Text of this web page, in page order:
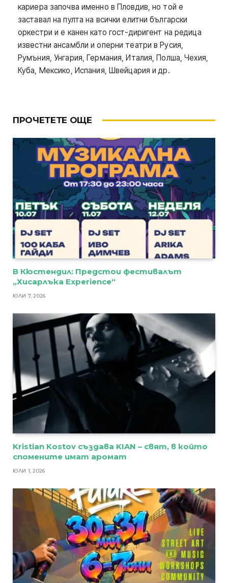
кариера започва именно в Пловдив, но той е
заставал на пулта на всички елитни български
оркестри и е канен като гост-диригент на редица
известни ансамбли и оперни театри в Русия,
Румъния, Унгария, Германия, Италия, Полша, Чехия,
Куба, Мексико, Испания, Швейцария и др.
ПРОЧЕТЕТЕ ОЩЕ
В Кюстендил: Предстои фестивалът
„Хисарлъка Experience“
ЮЛИ 7, 2026
Kristian Kostov създава KIAN – свят, в който
спомените имат аромат
ЮЛИ 1, 2026